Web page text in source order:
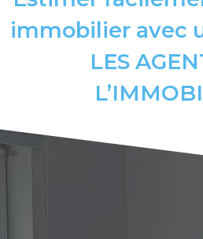
immobilier avec
LES